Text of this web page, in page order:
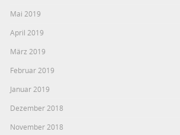
Mai 2019
April 2019
März 2019
Februar 2019
Januar 2019
Dezember 2018
November 2018